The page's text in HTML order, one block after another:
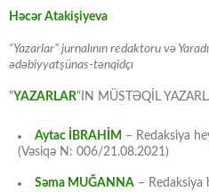
Həcər Atakişiyeva
“Yazarlar” jurnalının redaktoru və
ədəbiyyatşünas-tənqidçı
“YAZARLAR“IN MÜSTƏQİL
Aytac İBRAHİM – Redaksiya
(Vəsiqə N: 006/21.08.2021)
Səma MUĞANNA – Redaksiya